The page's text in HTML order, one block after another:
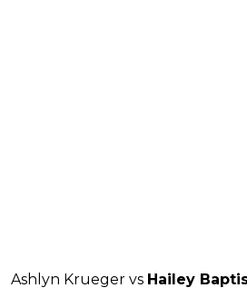
Ashlyn Krueger vs Hailey